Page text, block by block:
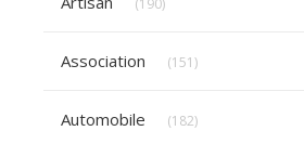
Association (151)
Automobile (182)